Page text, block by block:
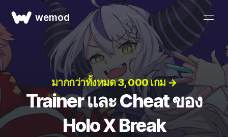
wemod
มากกว่าทั้งหมด 3, 000 เกม →
Trainer และ Cheat ของ
Holo X Break